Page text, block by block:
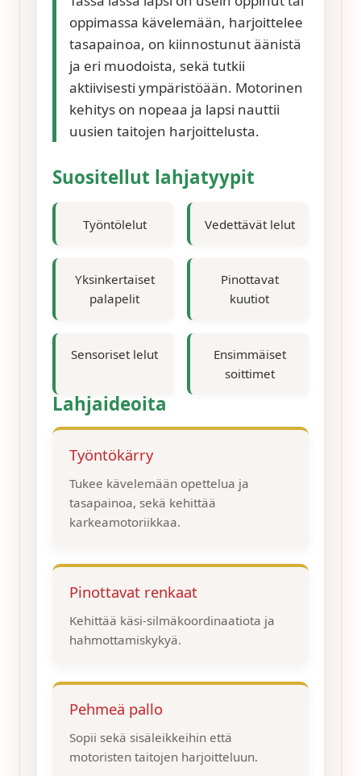
oppimassa kävelemään, harjoittelee
tasapainoa, on kiinnostunut äänistä
ja eri muodoista, sekä tutkii
aktiivisesti ympäristöään. Motorinen
kehitys on nopeaa ja lapsi nauttii
uusien taitojen harjoittelusta.
Suositellut lahjatyypit
Työntölelut Vedettävät lelut
Yksinkertaiset
palapelit
Pinottavat
kuutiot
Sensoriset lelut
Ensimmäiset
soittimet
Lahjaideoita
Työntökärry
Tukee kävelemään opettelua ja
tasapainoa, sekä kehittää
karkeamotoriikkaa.
Pinottavat renkaat
Kehittää käsi-silmäkoordinaatiota ja
hahmottamiskykyä.
Pehmeä pallo
Sopii sekä sisäleikkeihin että
motoristen taitojen harjoitteluun.